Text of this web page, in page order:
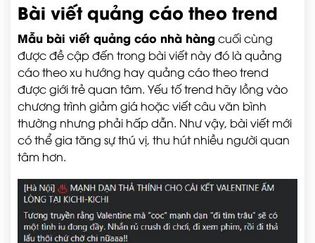
Bài viết quảng cáo theo trend
Mẫu bài viết quảng cáo nhà hàngcuối cùng
được đề cập đến trong bài viết này đó là quảng
cáo theo xu hướng hay quảng cáo theo trend
được giới trẻ quan tâm. Yếu tố trend hãy lồng vào
chương trình giảm giá hoặc viết câu văn bình
thường nhưng phải hấp dẫn. Như vậy, bài viết mới
có thể gia tăng sự thú vị, thu hút nhiều người quan
tâm hơn.